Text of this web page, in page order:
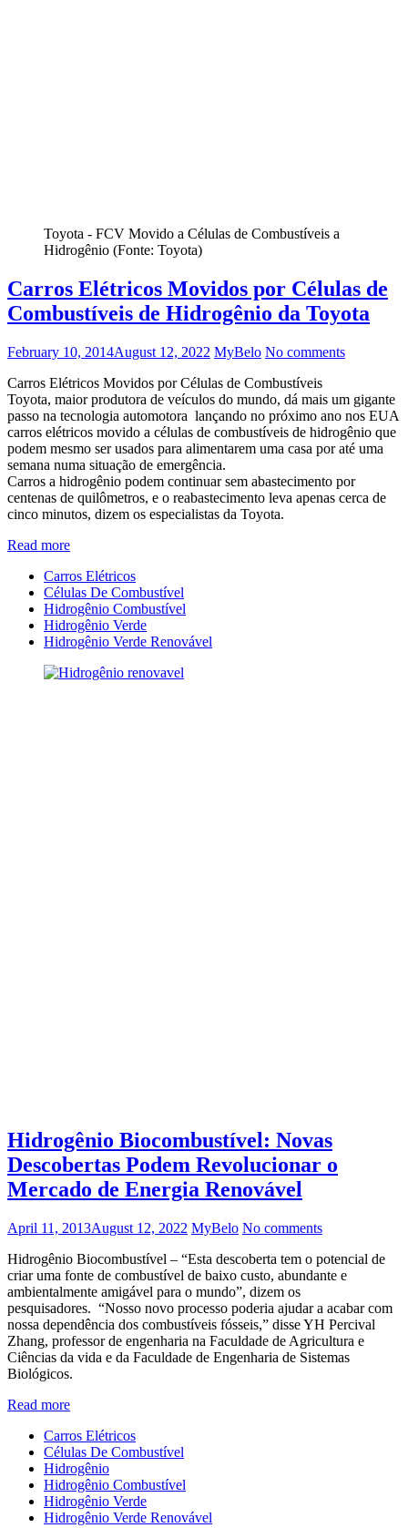
Toyota - FCV Movido a Células de Combustíveis a
Hidrogênio (Fonte: Toyota)
Carros Elétricos Movidos por Células de
Combustíveis de Hidrogênio da Toyota
February 10, 2014August 12, 2022 MyBelo No comments
Carros Elétricos Movidos por Células de Combustíveis
Toyota, maior produtora de veículos do mundo, dá mais um gigante
passo na tecnologia automotora lançando no próximo ano nos EUA
carros elétricos movido a células de combustíveis de hidrogênio que
podem mesmo ser usados para alimentarem uma casa por até uma
semana numa situação de emergência.
Carros a hidrogênio podem continuar sem abastecimento por
centenas de quilômetros, e o reabastecimento leva apenas cerca de
cinco minutos, dizem os especialistas da Toyota.
Read more
Carros Elétricos
Células De Combustível
Hidrogênio Combustível
Hidrogênio Verde
Hidrogênio Verde Renovável
Hidrogênio Biocombustível: Novas
Descobertas Podem Revolucionar o
Mercado de Energia Renovável
April 11, 2013August 12, 2022 MyBelo No comments
Hidrogênio Biocombustível – “Esta descoberta tem o potencial de
criar uma fonte de combustível de baixo custo, abundante e
ambientalmente amigável para o mundo”, dizem os
pesquisadores. “Nosso novo processo poderia ajudar a acabar com
nossa dependência dos combustíveis fósseis,” disse YH Percival
Zhang, professor de engenharia na Faculdade de Agricultura e
Ciências da vida e da Faculdade de Engenharia de Sistemas
Biológicos.
Read more
Carros Elétricos
Células De Combustível
Hidrogênio
Hidrogênio Combustível
Hidrogênio Verde
Hidrogênio Verde Renovável